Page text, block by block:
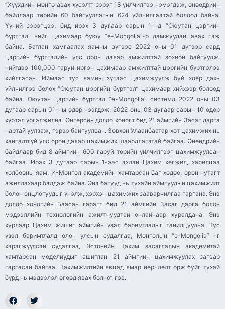
“Хүүхдийн мөнгө авах хүсэлт” зэрэг 18 үйлчилгээ нэмэгдэж, өнөөдрийн
байдлаар төрийн 60 байгууллагын 624 үйлчилгээтэй болоод байна.
Үүний зэрэгцээ, бид ирэх 3 дугаар сарын 1-нд “Оюутан цэргийн
бүртгэл” -ийг цахимаар буюу “e-Mongolia”-р дамжуулан авах гэж
байна. Батлан хамгаалах яамны зүгээс 2022 оны 01 дүгээр сард
цэргийн бүртгэлийн улс орон даяар амжилттай зохион байгуулж,
нийтдээ 100,000 гаруй иргэн цахимаар амжилттай цэргийн бүртгэлээ
хийлгэсэн. Иймээс тус яамны зүгээс цахимжуулж буй хоёр дахь
үйлчилгээ болох “Оюутан цэргийн бүртгэл” цахимаар хийхээр болоод
байна. Оюутан цэргийн бүртгэл “e-Mongolia” системд 2022 оны 03
дугаар сарын 01-ны өдөр нээгдэж, 2022 оны 03 дугаар сарын 10 өдөр
хүртэл үргэлжилнэ. Өнгөрсөн долоо хоногт бид 21 аймгийн Засаг дарга
нартай уулзаж, гэрээ байгуулсан. Зөвхөн Улаанбаатар хот цахимжих нь
хангалтгүй улс орон даяар цахимжих шаардлагатай байгаа. Өнөөдрийн
байдлаар бид 8 аймгийн 600 гаруй төрийн үйлчилгээг цахимжуулсан
байгаа. Ирэх 3 дугаар сарын 1-ээс эхлэн Цахим хөгжил, харилцаа
холбооны яам, И-Монгол академийн хамтарсан баг хөдөө, орон нутагт
ажиллахаар бэлдэж байна. Энэ багууд нь тухайн аймгуудын цахимжилт
болон онцлогуудыг үнэлж, хэрхэн цахимжих зааварчилгаа гаргана. Энэ
долоо хоногийн Баасан гарагт бид 21 аймгийн Засаг дарга болон
мэдээллийн технологийн ажилтнуудтай онлайнаар хуралдана. Энэ
хурлаар Цахим жишиг аймгийн үзэл баримтлалыг танилцуулна. Тус
үзэл баримтлалд олон улсын судалгаа, Монголын “e-Mongolia” -г
хэрэгжүүлсэн судалгаа, Эстонийн Цахим засаглалын академитай
хамтарсан моделиудыг ашиглан 21 аймгийн цахимжуулах загвар
гаргасан байгаа. Цахимжилтийн явцад ямар өөрчлөлт орж буйг тухай
бүрд нь мэдээлэл өгөөд явах болно” гэв.